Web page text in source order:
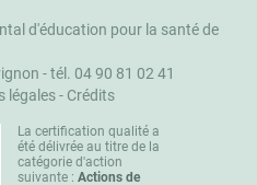
d'éducation pour la santé de
-tél. 04 90 81 02 41
légales- Crédits
La certification qualité a
été délivrée au titre de la
catégorie d'action
suivante : Actions de